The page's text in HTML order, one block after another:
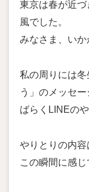
東京は春が近
風でした。
みなさま、いか
私の周りには
う」のメッセ
ばらくLINEの
やりとりの内容
この瞬間に感じ